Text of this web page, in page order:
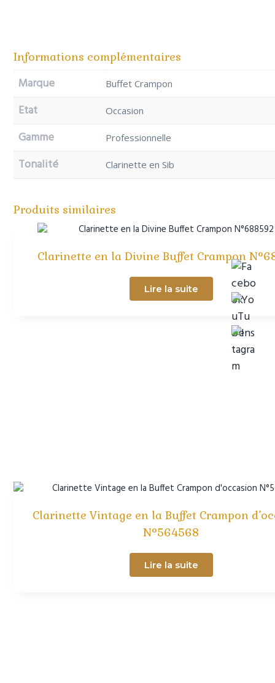
Informations complémentaires
Marque Buffet Crampon
Etat Occasion
Gamme Professionnelle
Tonalité Clarinette en Sib
Produits similaires
Clarinette en la Divine Buffet Crampon
Lire la suite
Clarinette Vintage en la Buffet Crampon
N°564568
Lire la suite